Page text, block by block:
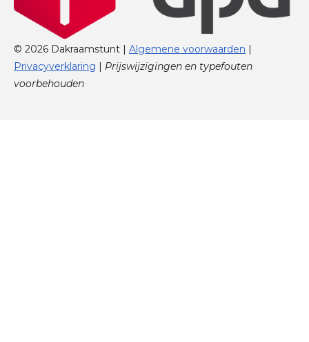
© 2026 Dakraamstunt | Algemene voorwaarden |
Privacyverklaring | Prijswijzigingen en typefouten
voorbehouden